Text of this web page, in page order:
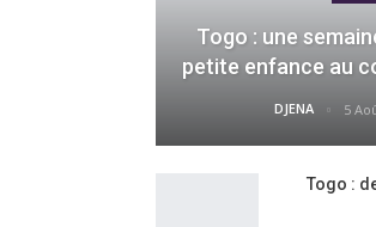
Togo : une
petite enfance au
DJENA 5
Togo :